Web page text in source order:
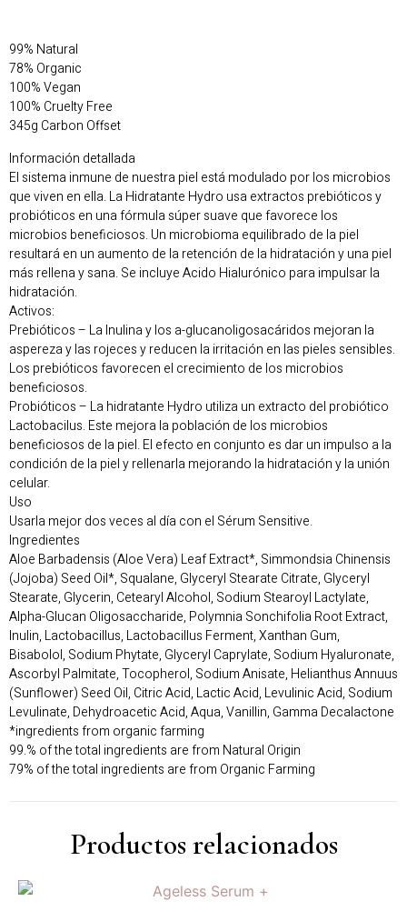
99% Natural
78% Organic
100% Vegan
100% Cruelty Free
345g Carbon Offset
Información detallada
El sistema inmune de nuestra piel está modulado por los microbios
que viven en ella. La Hidratante Hydro usa extractos prebióticos y
probióticos en una fórmula súper suave que favorece los
microbios beneficiosos. Un microbioma equilibrado de la piel
resultará en un aumento de la retención de la hidratación y una piel
más rellena y sana. Se incluye Acido Hialurónico para impulsar la
hidratación.
Activos:
Prebióticos – La Inulina y los a-glucanoligosacáridos mejoran la
aspereza y las rojeces y reducen la irritación en las pieles sensibles.
Los prebióticos favorecen el crecimiento de los microbios
beneficiosos.
Probióticos – La hidratante Hydro utiliza un extracto del probiótico
Lactobacilus. Este mejora la población de los microbios
beneficiosos de la piel. El efecto en conjunto es dar un impulso a la
condición de la piel y rellenarla mejorando la hidratación y la unión
celular.
Uso
Usarla mejor dos veces al día con el Sérum Sensitive.
Ingredientes
Aloe Barbadensis (Aloe Vera) Leaf Extract*, Simmondsia Chinensis
(Jojoba) Seed Oil*, Squalane, Glyceryl Stearate Citrate, Glyceryl
Stearate, Glycerin, Cetearyl Alcohol, Sodium Stearoyl Lactylate,
Alpha-Glucan Oligosaccharide, Polymnia Sonchifolia Root Extract,
Inulin, Lactobacillus, Lactobacillus Ferment, Xanthan Gum,
Bisabolol, Sodium Phytate, Glyceryl Caprylate, Sodium Hyaluronate,
Ascorbyl Palmitate, Tocopherol, Sodium Anisate, Helianthus Annuus
(Sunflower) Seed Oil, Citric Acid, Lactic Acid, Levulinic Acid, Sodium
Levulinate, Dehydroacetic Acid, Aqua, Vanillin, Gamma Decalactone
*ingredients from organic farming
99.% of the total ingredients are from Natural Origin
79% of the total ingredients are from Organic Farming
Productos relacionados